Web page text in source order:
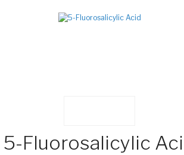
5-Fluorosalicylic